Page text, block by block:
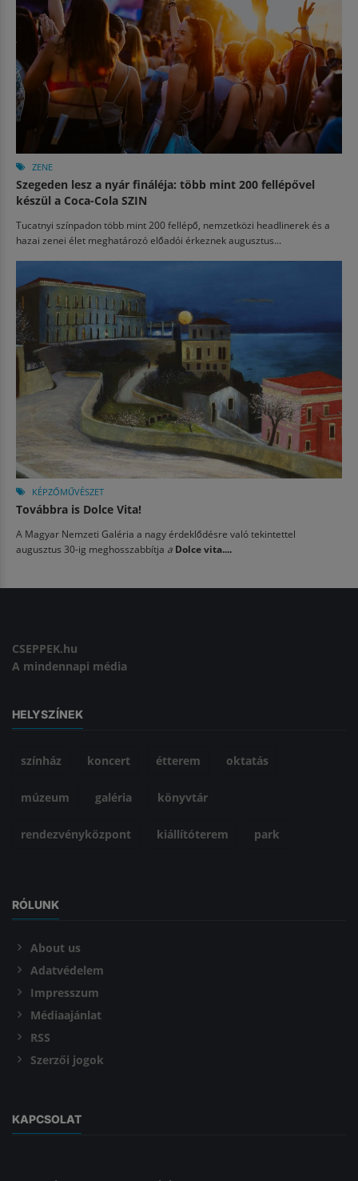
ZENE
Szegeden lesz a nyár fináléja: több mint 200 fellépővel
készül a Coca-Cola SZIN
Tucatnyi színpadon több mint 200 fellépő, nemzetközi headlinerek és a
hazai zenei élet meghatározó előadói érkeznek augusztus...
KÉPZŐMŰVÉSZET
Továbbra is Dolce Vita!
A Magyar Nemzeti Galéria a nagy érdeklődésre való tekintettel
augusztus 30-ig meghosszabbítja a Dolce vita....
CSEPPEK.hu
A mindennapi média
HELYSZÍNEK
színház koncert étterem oktatás
múzeum galéria könyvtár
rendezvényközpont kiállítóterem park
RÓLUNK
About us
Adatvédelem
Impresszum
Médiaajánlat
RSS
Szerzői jogok
KAPCSOLAT